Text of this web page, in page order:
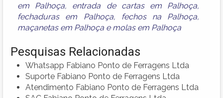
em Palhoça, entrada de cartas em Palhoça,
fechaduras em Palhoça, fechos na Palhoça,
maçanetas em Palhoça e molas em Palhoça
Pesquisas Relacionadas
Whatsapp Fabiano Ponto de Ferragens Ltda
Suporte Fabiano Ponto de Ferragens Ltda
Atendimento Fabiano Ponto de Ferragens Ltda